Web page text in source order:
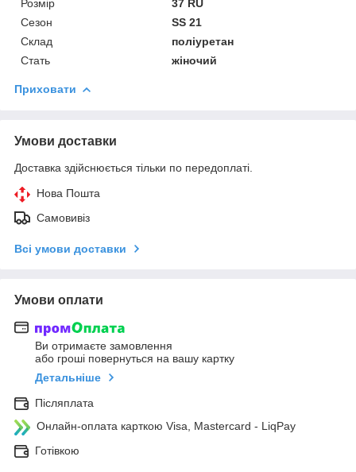
Розмір
37 RU
Сезон
SS 21
Склад
поліуретан
Стать
жіночий
Приховати
Умови доставки
Доставка здійснюється тільки по передоплаті.
Нова Пошта
Самовивіз
Всі умови доставки
Умови оплати
Ви отримаєте замовлення
або гроші повернуться на вашу картку
Детальніше
Післяплата
Онлайн-оплата карткою Visa, Mastercard - LiqPay
Готівкою